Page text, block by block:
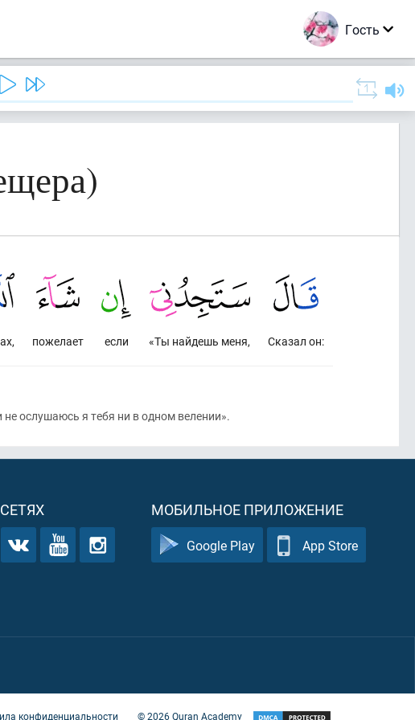
Гость
Сказал он:
«Ты найдешь меня,
если
пожелает
не ослушаюсь я тебя ни в одном велении».
МОБИЛЬНОЕ ПРИЛОЖЕНИЕ
Google Play App Store
конфиденциальности ©2026Quran Academy